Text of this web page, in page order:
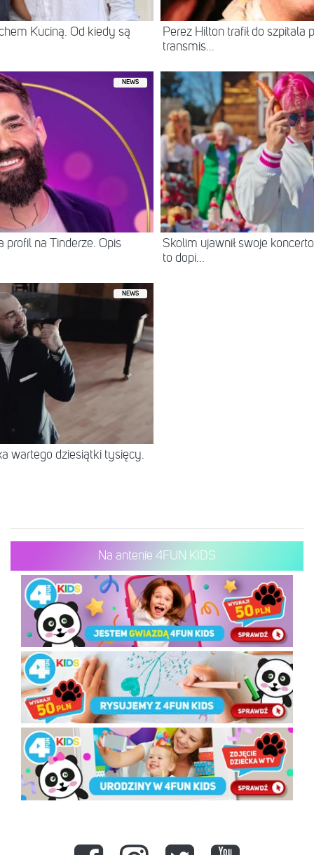
Kuciną. Od kiedy są
Perez Hilton trafił do szpitala
transmis...
NEWS
profil na Tinderze. Opis
Skolim ujawnił swoje
to dopi...
NEWS
wartego dziesiątki tysięcy.
Na antenie 4FUN KIDS